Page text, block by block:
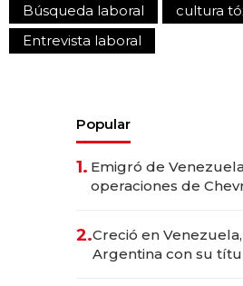
Búsqueda laboral
cultura
Entrevista laboral
Popular
1. Emigró de
operaciones de
2.Creció en
Argentina con su